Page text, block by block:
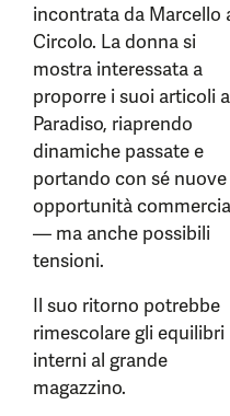
incontrata da Marcello
Circolo. La donna si
mostra interessata a
proporre i suoi articoli
Paradiso, riaprendo
dinamiche passate e
portando con sé nuove
opportunità
— ma anche possibili
tensioni.
Il suo ritorno potrebbe
rimescolare gli equilibri
interni al grande
magazzino.